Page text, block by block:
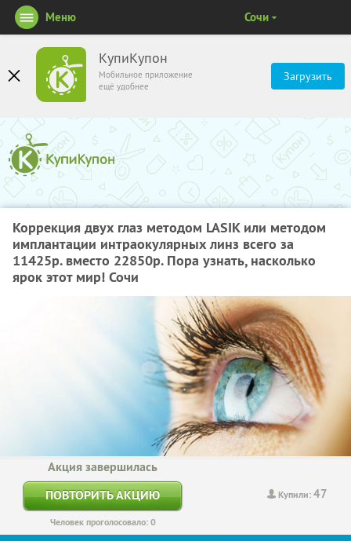
КупиКупон
Мобильное приложение
ещё удобнее
Загрузить
Меню Сочи
Коррекция двух глаз методом LASIK или методом
имплантации интраокулярных линз всего за
11425р. вместо 22850р. Пора узнать, насколько
ярок этот мир! Сочи
Купили:47
Акция завершилась
ПОВТОРИТЬ АКЦИЮ
Человек проголосовало: 0